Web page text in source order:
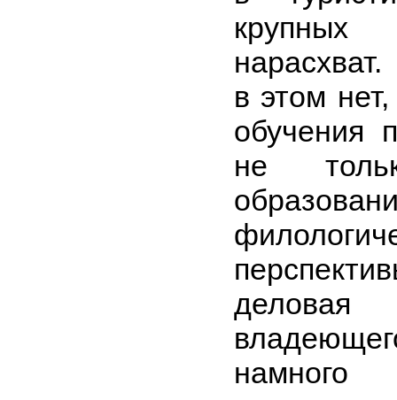
крупных
в этом
обучения
не
деловая